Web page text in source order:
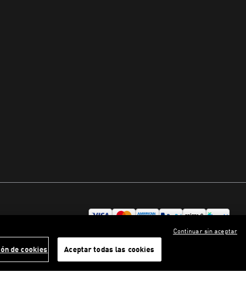
de cookies Aceptar todas las cookies
Continuar sin aceptar